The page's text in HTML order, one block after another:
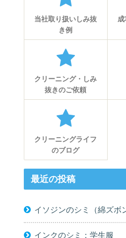
当社取り扱いしみ抜
き例
クリーニング・しみ
抜きのご依頼
クリーニングライフ
のブログ
最近の投稿
イソジンのシミ（綿ズボ
インクのシミ：学生服